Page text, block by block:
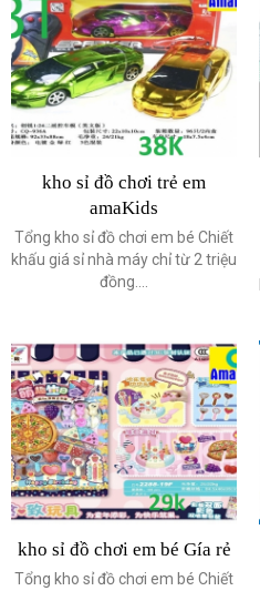
kho sỉ đồ chơi trẻ em
amaKids
Tổng kho sỉ đồ chơi em bé Chiết
khấu giá sỉ nhà máy chỉ từ 2 triệu
đồng....
kho sỉ đồ chơi em bé Gía rẻ
Tổng kho sỉ đồ chơi em bé Chiết